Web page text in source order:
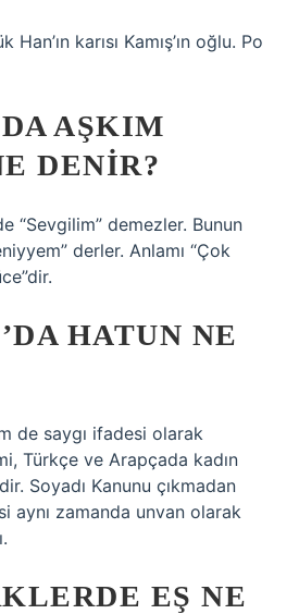
karısı Kamış’ın oğlu. Po
AŞKIM
DENIR?
“Sevgilim” demezler. Bunun
derler. Anlamı “Çok
HATUN NE
de saygı ifadesi olarak
Türkçe ve Arapçada kadın
Soyadı Kanunu çıkmadan
aynı zamanda unvan olarak
EŞ NE